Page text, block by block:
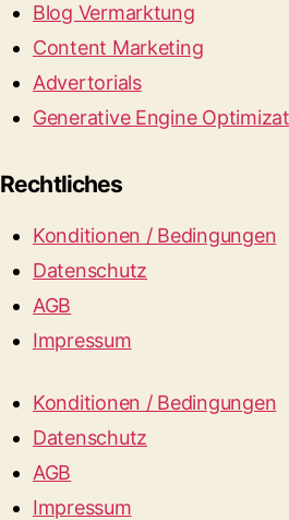
Blog Vermarktung
Content Marketing
Advertorials
Generative Engine
Rechtliches
Konditionen / Bedingungen
Datenschutz
AGB
Impressum
Konditionen / Bedingungen
Datenschutz
AGB
Impressum